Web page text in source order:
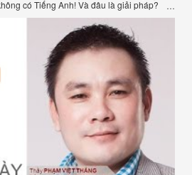
có Tiếng Anh! Và đâu là giải pháp?